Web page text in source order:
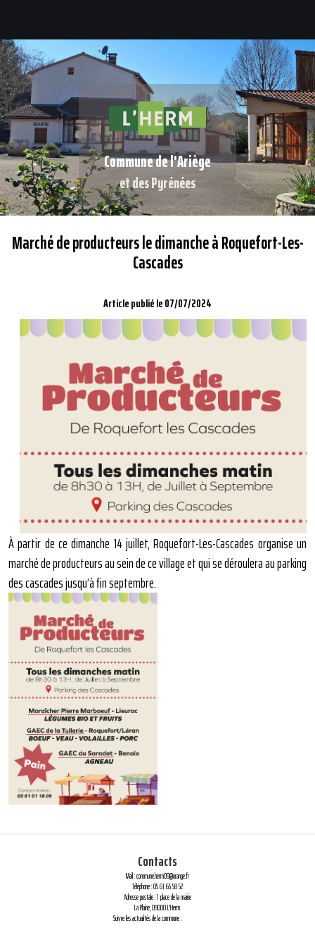
Commune de l'Ariège
et des Pyrénées
Marché de producteurs le dimanche à Roquefort-Les-
Cascades
Article publié le 07/07/2024
À partir de ce dimanche 14 juillet, Roquefort-Les-Cascades organise un
marché de producteurs au sein de ce village et qui se déroulera au parking
des cascades jusqu’à fin septembre.
Contacts
Mail : commune.herm09@orange.fr
Téléphone : 05 61 65 58 52
Adresse postale : 1 place de la mairie
La Plaine, 09000 L'Herm
Suivre les actualités de la commune :